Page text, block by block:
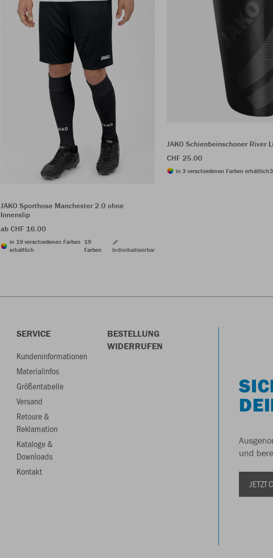
JAKO Sporthose Manchester 2.0 ohne
Innenslip
ab CHF 16.00
in 19 verschiedenen Farben
erhältlich
19
Farben
Individualisierbar
JAKO Schienbeinschoner River
CHF 25.00
in 3 verschiedenen Farben erhältlich
SERVICE
Kundeninformationen
Materialinfos
Größentabelle
Versand
Retoure &
Reklamation
Kataloge &
Downloads
Kontakt
BESTELLUNG
WIDERRUFEN
und
JETZT